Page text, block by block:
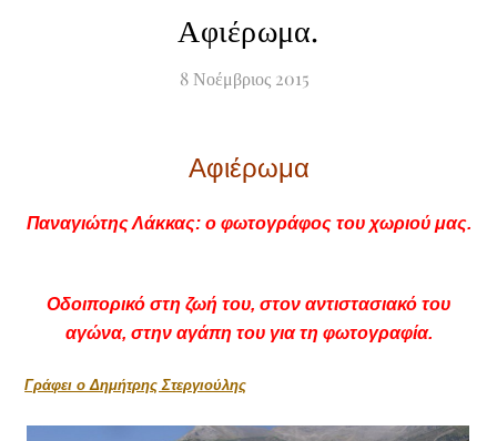
Αφιέρωμα.
8 Νοέμβριος 2015
Αφιέρωμα
Παναγιώτης Λάκκας: ο φωτογράφος του χωριού μας.
Οδοιπορικό στη ζωή του, στον αντιστασιακό του
αγώνα, στην αγάπη του για τη φωτογραφία.
Γράφει ο Δημήτρης Στεργιούλης